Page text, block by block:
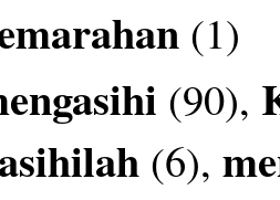
(1)
(90),
(6),